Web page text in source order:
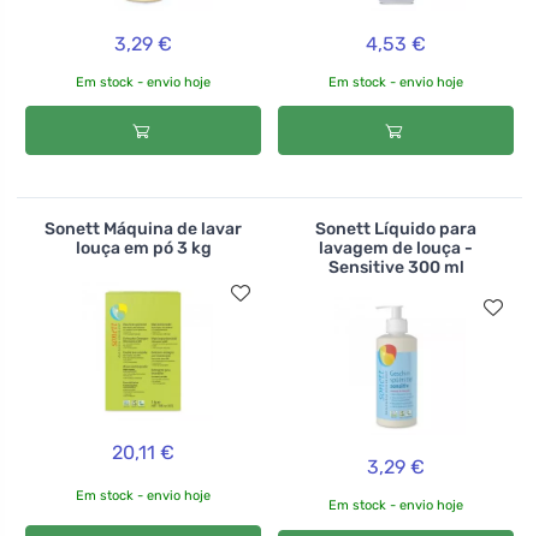
3,29 €
Em stock - envio hoje
4,53 €
Em stock - envio hoje
Sonett Máquina de lavar
louça em pó 3 kg
20,11 €
Em stock - envio hoje
Sonett Líquido para
lavagem de louça -
Sensitive 300 ml
3,29 €
Em stock - envio hoje